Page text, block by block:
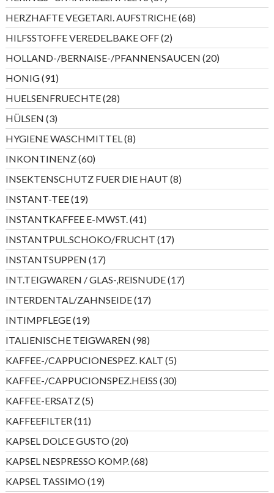
Produkte
HERZHAFTE VEGETARI. AUFSTRICHE 6868
Produkte
HILFSSTOFFE VEREDEL.BAKE OFF 22
Produkte
HOLLAND-/BERNAISE-/PFANNENSAUCEN 2020
Produkte
HONIG 9191
Produkte
HUELSENFRUECHTE 2828
Produkte
HÜLSEN 33
Produkte
HYGIENE WASCHMITTEL 88
Produkte
INKONTINENZ 6060
Produkte
INSEKTENSCHUTZ FUER DIE HAUT 88
Produkte
INSTANT-TEE 1919
Produkte
INSTANTKAFFEE E-MWST. 4141
Produkte
INSTANTPUL.SCHOKO/FRUCHT 1717
Produkte
INSTANTSUPPEN 1717
Produkte
INT.TEIGWAREN / GLAS-,REISNUDE 1717
Produkte
INTERDENTAL/ZAHNSEIDE 1717
Produkte
INTIMPFLEGE 1919
Produkte
ITALIENISCHE TEIGWAREN 9898
Produkte
KAFFEE-/CAPPUCIONESPEZ. KALT 55
Produkte
KAFFEE-/CAPPUCIONSPEZ.HEISS 3030
Produkte
KAFFEE-ERSATZ 55
Produkte
KAFFEEFILTER 1111
Produkte
KAPSEL DOLCE GUSTO 2020
Produkte
KAPSEL NESPRESSO KOMP. 6868
Produkte
KAPSEL TASSIMO 1919